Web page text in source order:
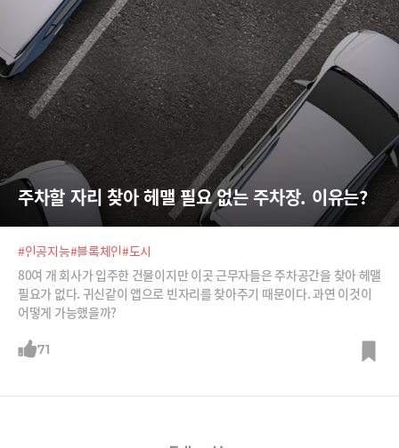
주차할 자리 찾아 헤맬 필요 없는 주차장. 이유는?
#인공지능#블록체인#도시
80여 개 회사가 입주한 건물이지만 이곳 근무자들은 주차공간을 찾아 헤맬
필요가 없다. 귀신같이 앱으로 빈자리를 찾아주기 때문이다. 과연 이것이
어떻게 가능했을까?
71